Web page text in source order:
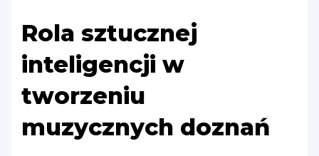
Rola sztucznej
inteligencji w
tworzeniu
muzycznych doznań